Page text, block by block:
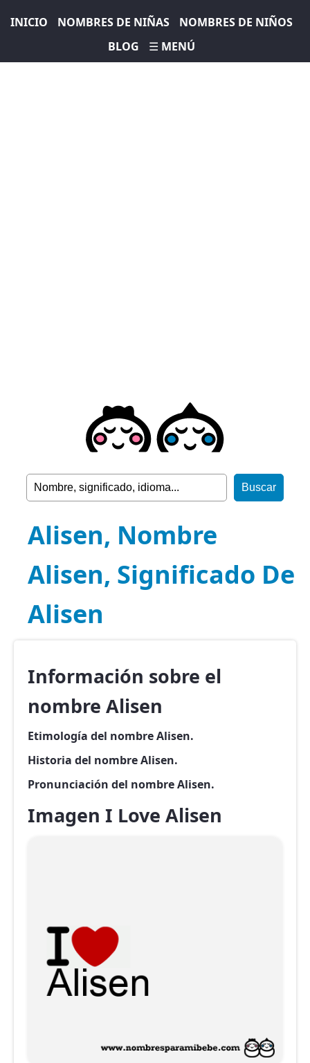
INICIO NOMBRES DE NIÑAS
NOMBRES DE NIÑOS
BLOG
☰ MENÚ
Alisen, Nombre
Alisen, Significado De
Alisen
Información sobre el
nombre Alisen
Etimología del nombre Alisen.
Historia del nombre Alisen.
Pronunciación del nombre Alisen.
Imagen I Love Alisen